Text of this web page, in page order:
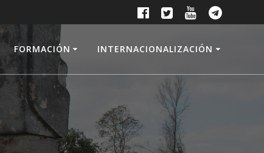
FORMACIÓN INTERNACIONALIZACIÓN